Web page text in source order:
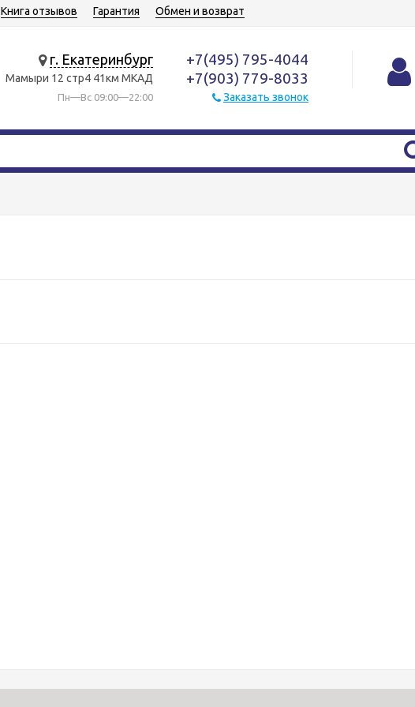
Книга отзывов Гарантия Обмен и возврат
г. Екатеринбург
Мамыри 12 стр4 41км МКАД
Пн—Вс 09:00—22:00
+7(495) 795-4044
+7(903) 779-8033
Заказать звонок